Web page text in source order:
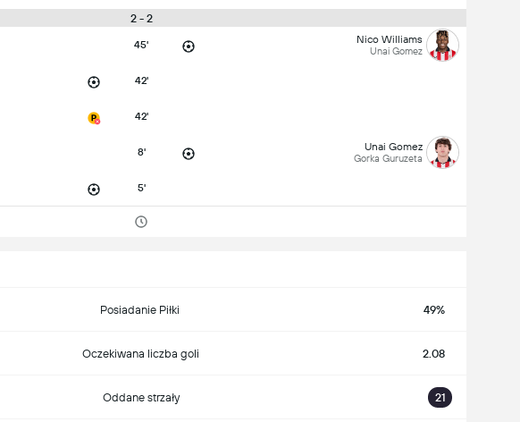
2 - 2
45' Nico Williams
Unai Gomez
42'
42'
8' Unai Gomez
Gorka Guruzeta
5'
Posiadanie Piłki 49%
Oczekiwana liczba goli 2.08
Oddane strzały 21